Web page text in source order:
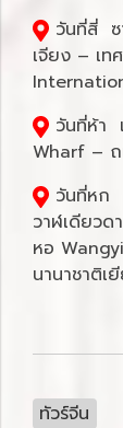
วันที่สี่ ซ
เจียง – เ
วันที่ห้า
Wharf – ถ
วันที่หก
วาฬเดียวด
หอ
นานาชาติเ
ทัวร์จีน